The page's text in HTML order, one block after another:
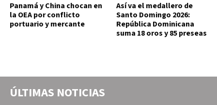
Panamá y China chocan en
la OEA por conflicto
portuario y mercante
Así va el medallero de
Santo Domingo 2026:
República Dominicana
suma 18 oros y 85 preseas
ÚLTIMAS NOTICIAS